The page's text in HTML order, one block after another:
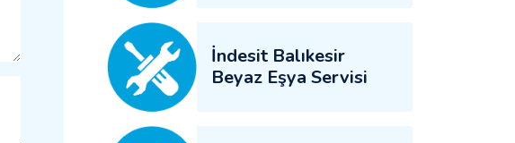
İndesit Balıkesir
Beyaz Eşya Servisi